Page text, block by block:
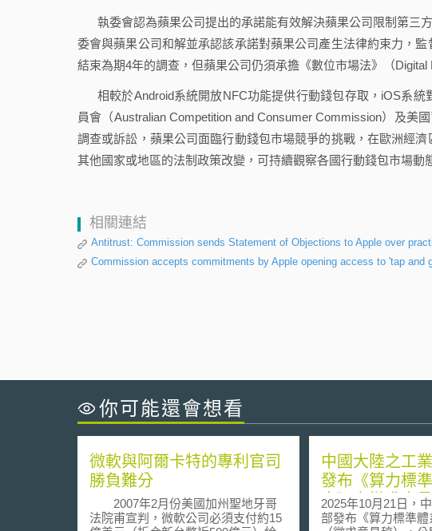
執委會認為蘋果公司提出的承諾能有效解決蘋果公司限制第三
委會與蘋果公司和解並承認該承諾對蘋果公司產生法律約束力，
結束為期4年的調查，但蘋果公司仍須承擔《數位市場法》（Digital
相較於Android系統開放NFC功能提供行動錢包存取，iOS系
員會（Australian Competition and Consumer Commission）及美
調查或訴訟，蘋果公司面臨行動錢包市場競爭的挑戰，在歐洲經
其他國家或地區的法制政策改變，可持續觀察各國行動錢包市場動
相關連結
Antitrust: Commission sends Statement of Objections to Apple over
Commission accepts commitments by Apple opening access to 'tap and
你可能還會想看
微軟與阿爾卡特的專利官司
勝負難分
2007年2月份美國加州聖地牙哥
法院甫宣判，微軟公司必須支付約15
中國大陸之工
發布《算力標
南》之徵求意
算力低碳標準
2025年10月21日，
部發布《算力標準體